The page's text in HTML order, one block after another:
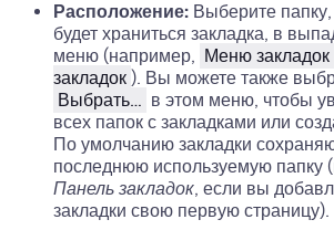
Расположение: Выберите папку,
будет храниться закладка, в
меню (например, Меню закладок
закладок ). Вы можете также
Выбрать… в этом меню, чтобы
всех папок с закладками или
По умолчанию закладки
последнюю используемую папку
Панель закладок, если вы
закладки свою первую страницу).